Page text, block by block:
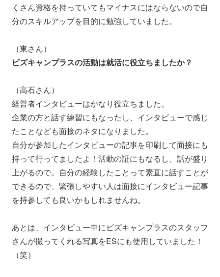
くさん資格を持っていてもマイナスにはならないので自
分のスキルアップを目的に勉強していました。
（東さん）
ビズキャンプラスの活動は就活に役立ちましたか？
（高石さん）
経営者インタビューはかなり役立ちました。
企業の方と話す練習にもなったし、インタビューで感じ
たことなども面接のネタになりました。
自分が参加したインタビューの記事を印刷して面接にも
持って行ってましたよ！活動の証にもなるし、話が盛り
上がるので。自分の経験したことって素直に話すことが
できるので、緊張しやすい人は面接にインタビュー記事
を持参しても良いかもしれませんね。
あとは、インタビュー中にビズキャンプラスのスタッフ
さんが撮ってくれる写真をESにも使用していました！
（笑）